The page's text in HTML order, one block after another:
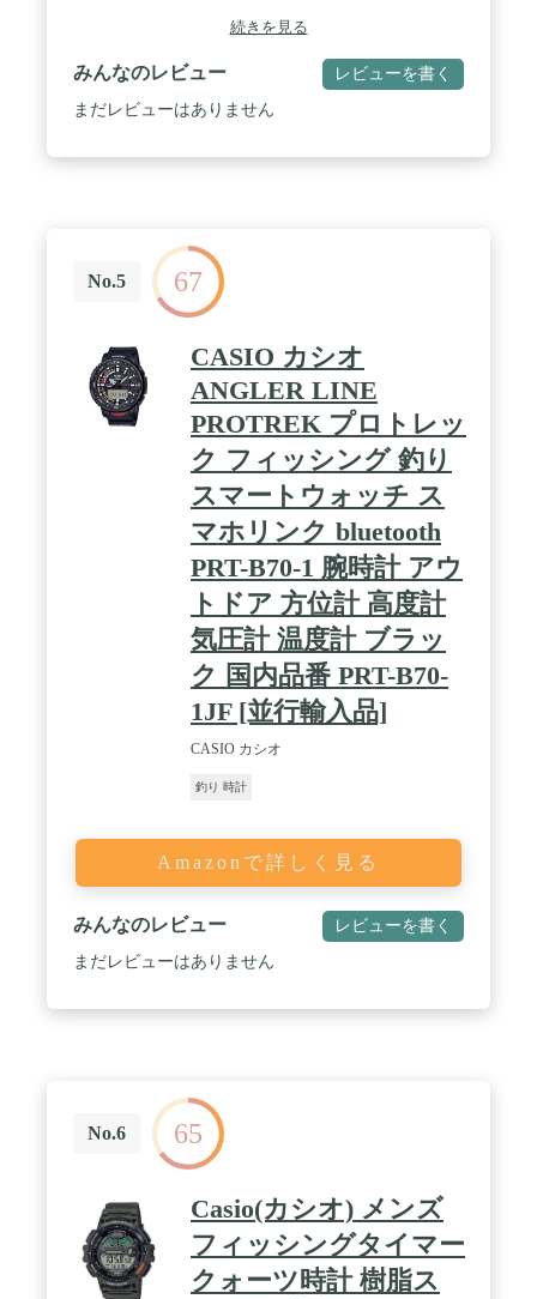
気圧高度高度グラフ / 部門名: ユニセックス大人 / 発
売年・モデルイヤー: 2021 / 生産国:フィンランド
続きを見る
みんなのレビュー レビューを書く
まだレビューはありません
No.5 67
CASIO カシオ
ANGLER LINE
PROTREK プロトレッ
ク フィッシング 釣り
スマートウォッチ ス
マホリンク bluetooth
PRT-B70-1 腕時計 アウ
トドア 方位計 高度計
気圧計 温度計 ブラッ
ク 国内品番 PRT-B70-
1JF [並行輸入品]
CASIO カシオ
釣り 時計
Amazonで詳しく見る
みんなのレビュー レビューを書く
まだレビューはありません
No.6 65
Casio(カシオ) メンズ
フィッシングタイマー
クォーツ時計 樹脂ス